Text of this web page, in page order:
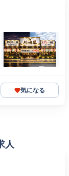
気になる
人